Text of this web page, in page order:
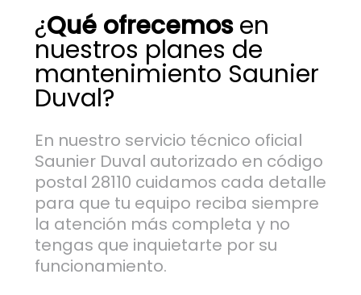
¿Qué ofrecemosen
nuestros planes de
mantenimiento Saunier
Duval?
En nuestro servicio técnico oficial
Saunier Duval autorizado en código
postal 28110 cuidamos cada detalle
para que tu equipo reciba siempre
la atención más completa y no
tengas que inquietarte por su
funcionamiento.